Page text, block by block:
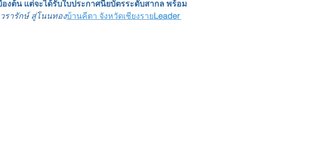
งต้น แต่จะได้รับใบประกาศนียบัตรระดับสากล พร้อม
รารักษ์ สู่โนนทองบ้านคีตา จังหวัดเชียงรายLeader